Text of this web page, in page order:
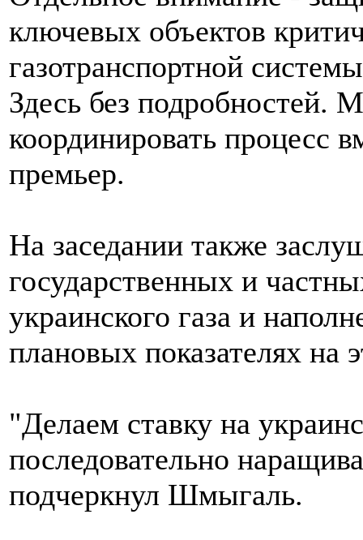
ключевых объектов
газотранспортной
Здесь без подробностей.
координировать процесс
премьер.
На заседании также
государственных и
украинского газа и
плановых показателях на
"Делаем ставку на
последовательно
подчеркнул Шмыгаль.